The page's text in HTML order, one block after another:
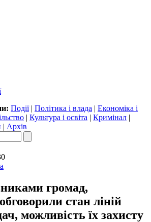
Події| Політика і влада | Економіка і
| Культура і освіта | Кримінал |
| Архів
громад,
стан ліній
можливість їх захисту